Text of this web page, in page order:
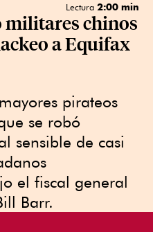
Lectura 2:00 min
militares chinos
a Equifax
pirateos
se robó
sensible de casi
el fiscal general
Barr.